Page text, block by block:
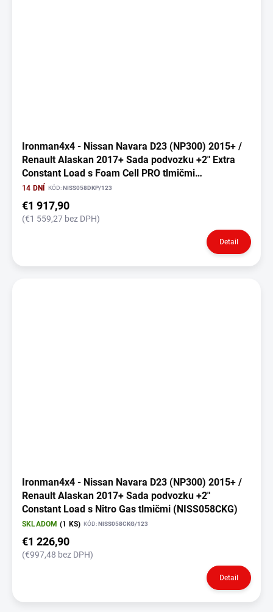
Ironman4x4 - Nissan Navara D23 (NP300) 2015+ /
Renault Alaskan 2017+ Sada podvozku +2" Extra
Constant Load s Foam Cell PRO tlmičmi
(NISS058DKP)
14 DNÍ KÓD: NISS058DKP/123
€1 917,90
(€1 559,27 bez DPH)
Detail
Ironman4x4 - Nissan Navara D23 (NP300) 2015+ /
Renault Alaskan 2017+ Sada podvozku +2"
Constant Load s Nitro Gas tlmičmi (NISS058CKG)
SKLADOM (1 KS) KÓD:NISS058CKG/123
€1 226,90
(€997,48 bez DPH)
Detail